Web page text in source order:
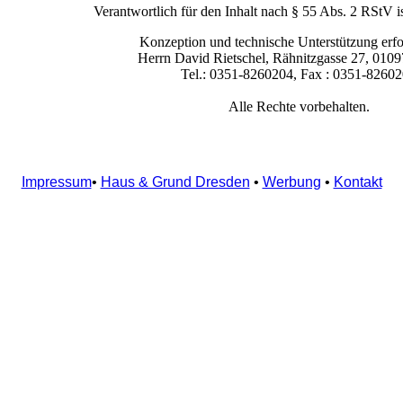
Verantwortlich für den Inhalt nach § 55 Abs. 2 RStV
Konzeption und technische Unterstützung
Herrn David Rietschel, Rähnitzgasse 27,
Tel.: 0351-8260204, Fax : 0351-
Alle Rechte vorbehalten.
Impressum• Haus & Grund Dresden • Werbung • Kontakt